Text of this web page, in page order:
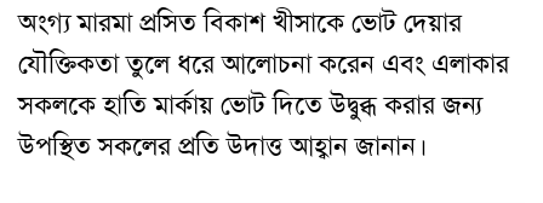
অংগ্য মারমা প্রসিত বিকাশ খীসাকে ভোট দেয়ার
যৌক্তিকতা তুলে ধরে আলোচনা করেন এবং এলাকার
সকলকে হাতি মার্কায় ভোট দিতে উদ্বুব্ধ করার জন্য
উপস্থিত সকলের প্রতি উদাত্ত আহ্বান জানান।